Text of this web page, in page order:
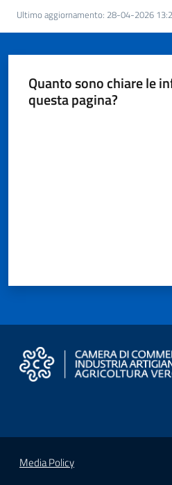
Ultimo aggiornamento: 28-04-2026
Quanto sono chiare le
questa pagina?
Media Policy